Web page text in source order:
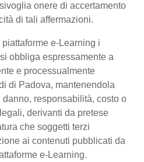
onere di accertamento
di tali affermazioni.
e-Learning i
obbliga espressamente a
e processualmente
di Padova, mantenendola
responsabilità, costo o
derivanti da pretese
che soggetti terzi
ai contenuti pubblicati da
e-Learning.